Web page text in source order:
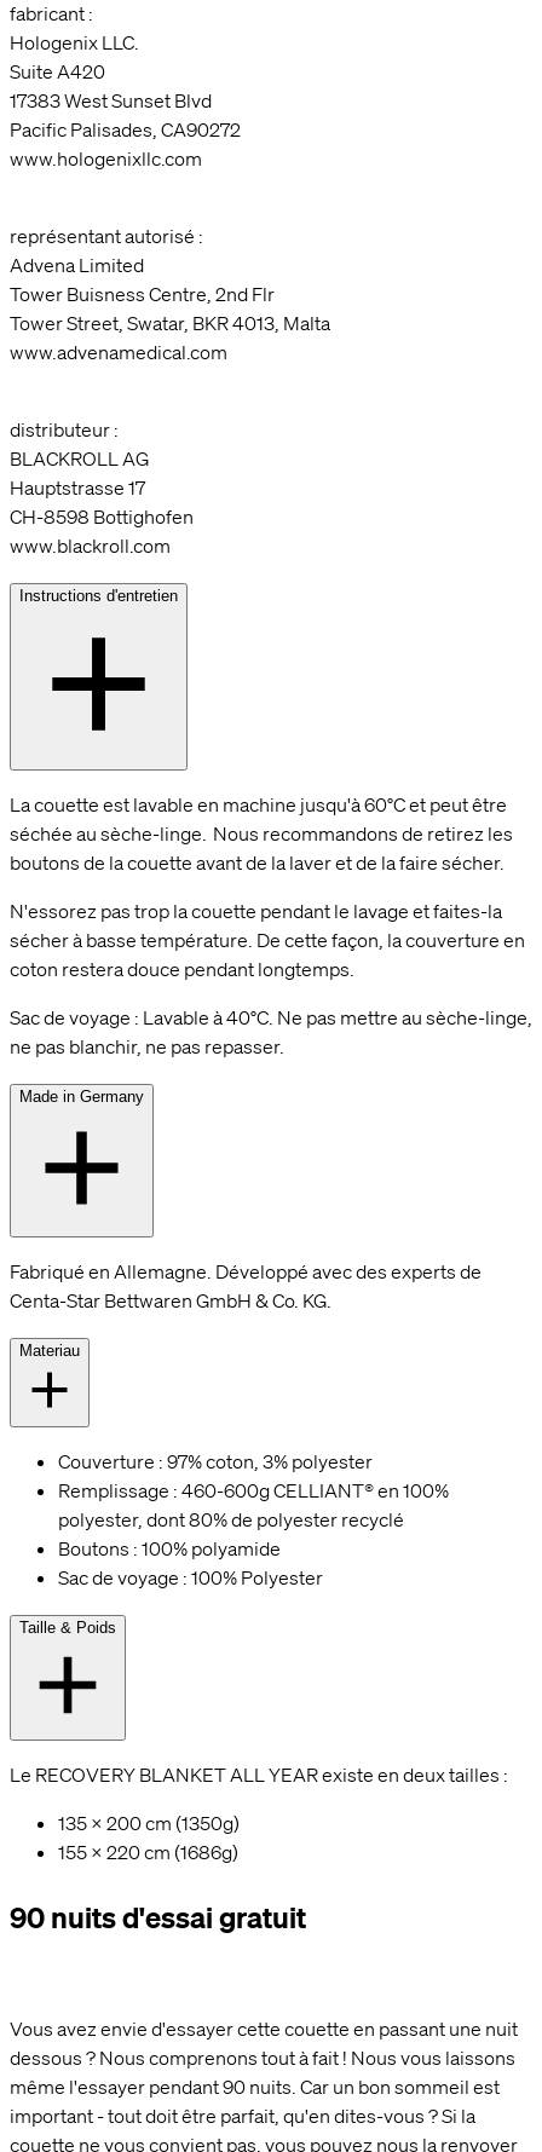
fabricant :
Hologenix LLC.
Suite A420
17383 West Sunset Blvd
Pacific Palisades, CA90272
www.hologenixllc.com
représentant autorisé :
Advena Limited
Tower Buisness Centre, 2nd Flr
Tower Street, Swatar, BKR 4013, Malta
www.advenamedical.com
distributeur :
BLACKROLL AG
Hauptstrasse 17
CH-8598 Bottighofen
www.blackroll.com
Instructions d'entretien
La couette est lavable en machine jusqu'à 60°C et peut être
séchée au sèche-linge. Nous recommandons de retirez les
boutons de la couette avant de la laver et de la faire sécher.
N'essorez pas trop la couette pendant le lavage et faites-la
sécher à basse température. De cette façon, la couverture en
coton restera douce pendant longtemps.
Sac de voyage : Lavable à 40°C. Ne pas mettre au sèche-linge,
ne pas blanchir, ne pas repasser.
Made in Germany
Fabriqué en Allemagne. Développé avec des experts de
Centa-Star Bettwaren GmbH & Co. KG.
Materiau
Couverture : 97% coton, 3% polyester
Remplissage : 460-600g CELLIANT® en 100%
polyester, dont 80% de polyester recyclé
Boutons : 100% polyamide
Sac de voyage : 100% Polyester
Taille & Poids
Le RECOVERY BLANKET ALL YEAR existe en deux tailles :
135 x 200 cm (1350g)
155 x 220 cm (1686g)
90 nuits d'essai gratuit
Vous avez envie d'essayer cette couette en passant une nuit
dessous ? Nous comprenons tout à fait ! Nous vous laissons
même l'essayer pendant 90 nuits. Car un bon sommeil est
important - tout doit être parfait, qu'en dites-vous ? Si la
couette ne vous convient pas, vous pouvez nous la renvoyer